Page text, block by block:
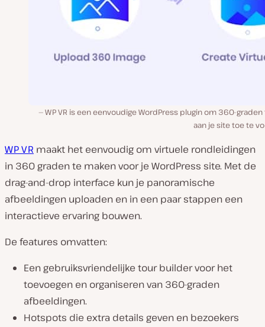
WP VR is een eenvoudige WordPress plugin om 360-
aan je site toe te
WP VR maakt het eenvoudig om virtuele rondleidingen
in 360 graden te maken voor je WordPress site. Met de
drag-and-drop interface kun je panoramische
afbeeldingen uploaden en in een paar stappen een
interactieve ervaring bouwen.
De features omvatten:
Een gebruiksvriendelijke tour builder voor het
toevoegen en organiseren van 360-graden
afbeeldingen.
Hotspots die extra details geven en bezoekers